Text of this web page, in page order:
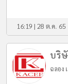
16:19 | 28 ต.ค. 65
บริ
ฉลอง